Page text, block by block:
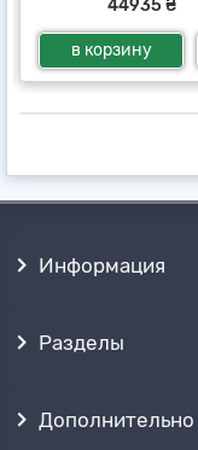
44935 ₴
в корзину
Информация
Разделы
Дополнительно